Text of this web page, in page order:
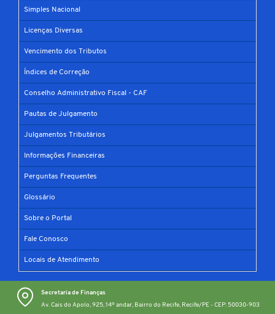
Simples Nacional
Licenças Diversas
Vencimento dos Tributos
Índices de Correção
Conselho Administrativo Fiscal - CAF
Pautas de Julgamento
Julgamentos Tributários
Informações Financeiras
Perguntas Frequentes
Glossário
Sobre o Portal
Fale Conosco
Locais de Atendimento
Secretaria de Finanças
Av. Cais do Apolo, 925, 14º andar, Bairro do Recife, Recife/PE - CEP: 50030-903